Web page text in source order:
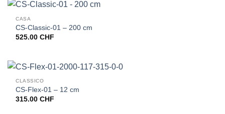
CASA
CS-Classic-01 – 200 cm
525.00CHF
CLASSICO
CS-Flex-01 – 12 cm
315.00CHF